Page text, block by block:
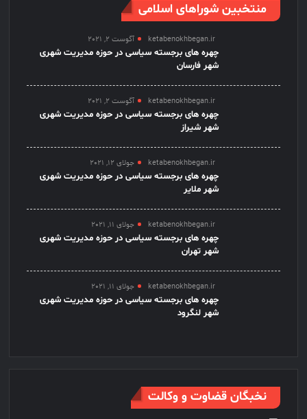
منتخبین شوراهای اسلامی
ketabenokhbegan.ir آگوست 2, 2021
چهره های برجسته سیاسی در حوزه مدیریت شهری
شهر فارسان
ketabenokhbegan.ir آگوست 2, 2021
چهره های برجسته سیاسی در حوزه مدیریت شهری
شهر شیراز
ketabenokhbegan.ir جولای 12, 2021
چهره های برجسته سیاسی در حوزه مدیریت شهری
شهر ملایر
ketabenokhbegan.ir جولای 11, 2021
چهره های برجسته سیاسی در حوزه مدیریت شهری
شهر تهران
ketabenokhbegan.ir جولای 11, 2021
چهره های برجسته سیاسی در حوزه مدیریت شهری
شهر لنگرود
نخبگان قضاوت و وکالت